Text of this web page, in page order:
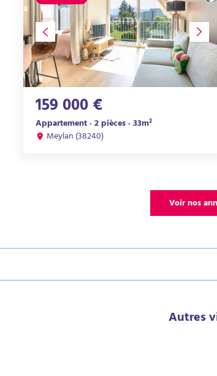
159 000 €
Appartement · 2 pièces · 33m²
Meylan (38240)
Voir nos
Autres